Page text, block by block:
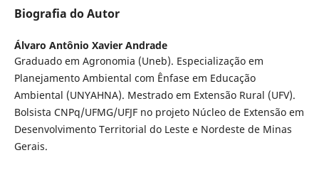
Biografia do Autor
Álvaro Antônio Xavier Andrade
Graduado em Agronomia (Uneb). Especialização em
Planejamento Ambiental com Ênfase em Educação
Ambiental (UNYAHNA). Mestrado em Extensão Rural (UFV).
Bolsista CNPq/UFMG/UFJF no projeto Núcleo de Extensão em
Desenvolvimento Territorial do Leste e Nordeste de Minas
Gerais.